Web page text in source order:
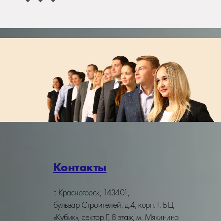
Контакты
г. Красногорск, 143401,
бульвар Строителей, д.4, корп.1, БЦ
«Кубик», сектор Г, 8 этаж, м. Мякинино